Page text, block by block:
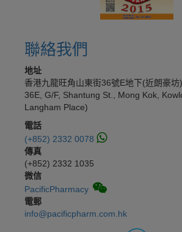
聯絡我們
地址
香港九龍旺角山東街36號E地下(近朗豪坊)
36E, G/F, Shantung St., Mong Kok,
Langham Place)
電話
(+852) 2332 0078
傳真
(+852) 2332 1035
微信
PacificPharmacy
電郵
info@pacificpharm.com.hk